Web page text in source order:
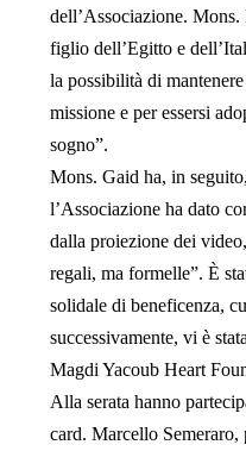
dell’Associazione.
figlio dell’Egitto e
la possibilità di
missione e per essersi
sogno”.
Mons. Gaid ha, in
l’Associazione ha dato
dalla proiezione dei
regali, ma formelle”. È
solidale di beneficenza,
successivamente, vi è
Magdi Yacoub Heart
Alla serata hanno
card. Marcello Semeraro,